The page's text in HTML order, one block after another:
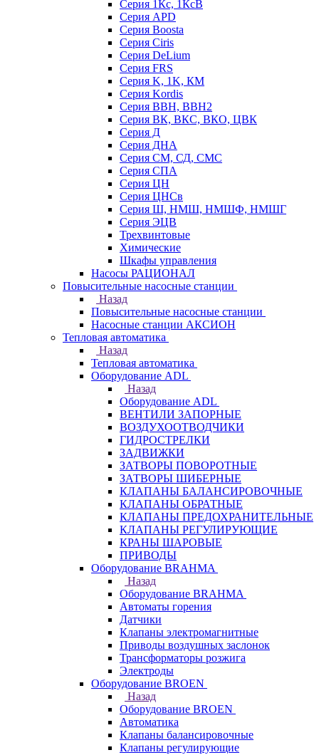
Серия 1Кс, 1КсВ
Серия APD
Серия Boosta
Серия Ciris
Серия DeLium
Серия FRS
Серия K, 1K, КМ
Серия Kordis
Серия ВВН, ВВН2
Серия ВК, ВКС, ВКО, ЦВК
Серия Д
Серия ДНА
Серия СМ, СД, СМС
Серия СПА
Серия ЦН
Серия ЦНСв
Серия Ш, НМШ, НМШФ, НМШГ
Серия ЭЦВ
Трехвинтовые
Химические
Шкафы управления
Насосы РАЦИОНАЛ
Повысительные насосные станции
Назад
Повысительные насосные станции
Насосные станции АКСИОН
Тепловая автоматика
Назад
Тепловая автоматика
Оборудование ADL
Назад
Оборудование ADL
ВЕНТИЛИ ЗАПОРНЫЕ
ВОЗДУХООТВОДЧИКИ
ГИДРОСТРЕЛКИ
ЗАДВИЖКИ
ЗАТВОРЫ ПОВОРОТНЫЕ
ЗАТВОРЫ ШИБЕРНЫЕ
КЛАПАНЫ БАЛАНСИРОВОЧНЫЕ
КЛАПАНЫ ОБРАТНЫЕ
КЛАПАНЫ ПРЕДОХРАНИТЕЛЬНЫЕ
КЛАПАНЫ РЕГУЛИРУЮЩИЕ
КРАНЫ ШАРОВЫЕ
ПРИВОДЫ
Оборудование BRAHMA
Назад
Оборудование BRAHMA
Автоматы горения
Датчики
Клапаны электромагнитные
Приводы воздушных заслонок
Трансформаторы розжига
Электроды
Оборудование BROEN
Назад
Оборудование BROEN
Автоматика
Клапаны балансировочные
Клапаны регулирующие